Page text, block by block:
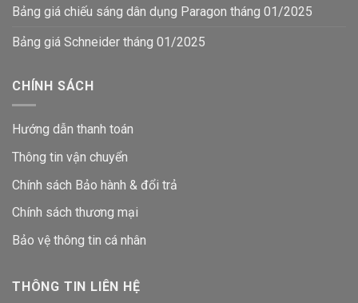
Bảng giá chiếu sáng dân dụng Paragon tháng 01/2025
Bảng giá Schneider tháng 01/2025
CHÍNH SÁCH
Hướng dẫn thanh toán
Thông tin vận chuyển
Chính sách Bảo hành & đổi trả
Chính sách thương mại
Bảo vệ thông tin cá nhân
THÔNG TIN LIÊN HỆ